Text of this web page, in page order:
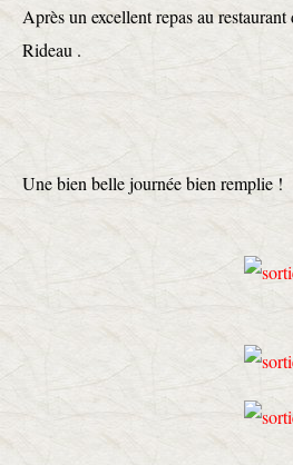
Après un excellent repas au
Rideau .
Une bien belle journée bien remplie !